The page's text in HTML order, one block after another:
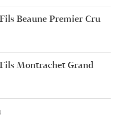
Beaune Premier Cru
Montrachet Grand